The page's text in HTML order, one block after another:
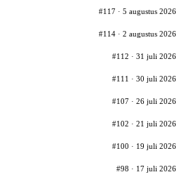
#117 · 5 augustus 2026
#114 · 2 augustus 2026
#112 · 31 juli 2026
#111 · 30 juli 2026
#107 · 26 juli 2026
#102 · 21 juli 2026
#100 · 19 juli 2026
#98 · 17 juli 2026